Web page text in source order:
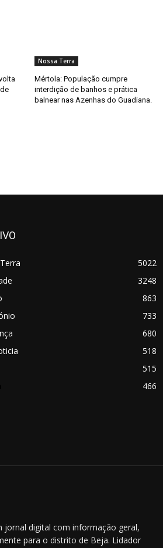
Nossa Terra
Mértola: População cumpre
interdição de banhos e prática
balnear nas Azenhas do Guadiana.
5022
3248
863
733
680
518
515
466
jornal digital com informação geral,
para o distrito de Beja. Lidador